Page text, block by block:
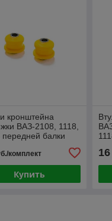
кронштейна
ВАЗ-2108, 1118,
передней балки
комплект
Купить
16